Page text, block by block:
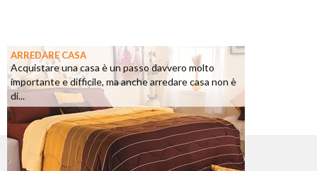
ARREDARE CASA
Acquistare una casa è un passo davvero molto
importante e difficile, ma anche arredare casa non è
di...